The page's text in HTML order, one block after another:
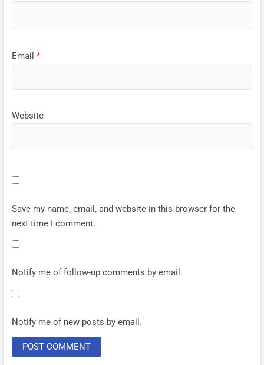
Email *
Website
Save my name, email, and website in this browser for the
next time I comment.
Notify me of follow-up comments by email.
Notify me of new posts by email.